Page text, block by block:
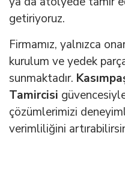
getiriyoruz.
Firmamız, yalnızca
kurulum ve yedek
sunmaktadır.
Tamircisi
çözümlerimizi
verimliliğini